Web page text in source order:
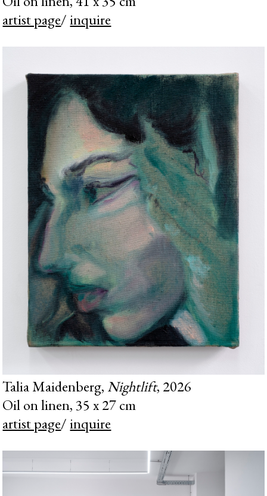
artist page/inquire
Talia Maidenberg, Nightlift, 2026
Oil on linen, 35 x 27 cm
artist page/inquire